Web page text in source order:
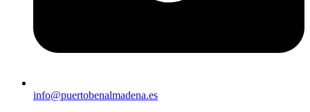
info@puertobenalmadena.es